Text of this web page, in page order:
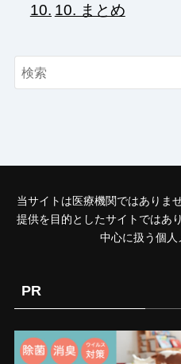
10. まとめ
当サイトは医療機関ではありま
提供を目的としたサイトではあ
中心に扱う個人
PR